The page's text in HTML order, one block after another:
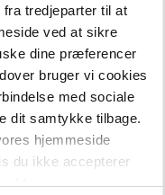
tredjeparter til at
ved at sikre
dine præferencer
bruger vi cookies
med sociale
dit samtykke tilbage.
hjemmeside
du ikke accepterer
94,50 kr.
189,00 kr.